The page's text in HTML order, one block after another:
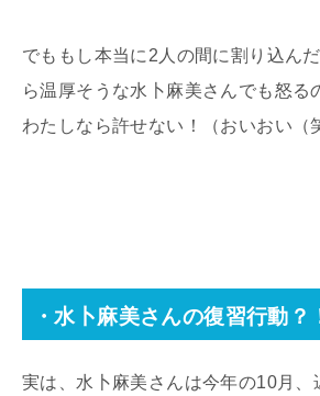
でももし本当に2人の間に割り込ん
ら温厚そうな水卜麻美さんでも怒る
わたしなら許せない！（おいおい（
・水卜麻美さんの復習行動？
実は、水卜麻美さんは今年の10月、